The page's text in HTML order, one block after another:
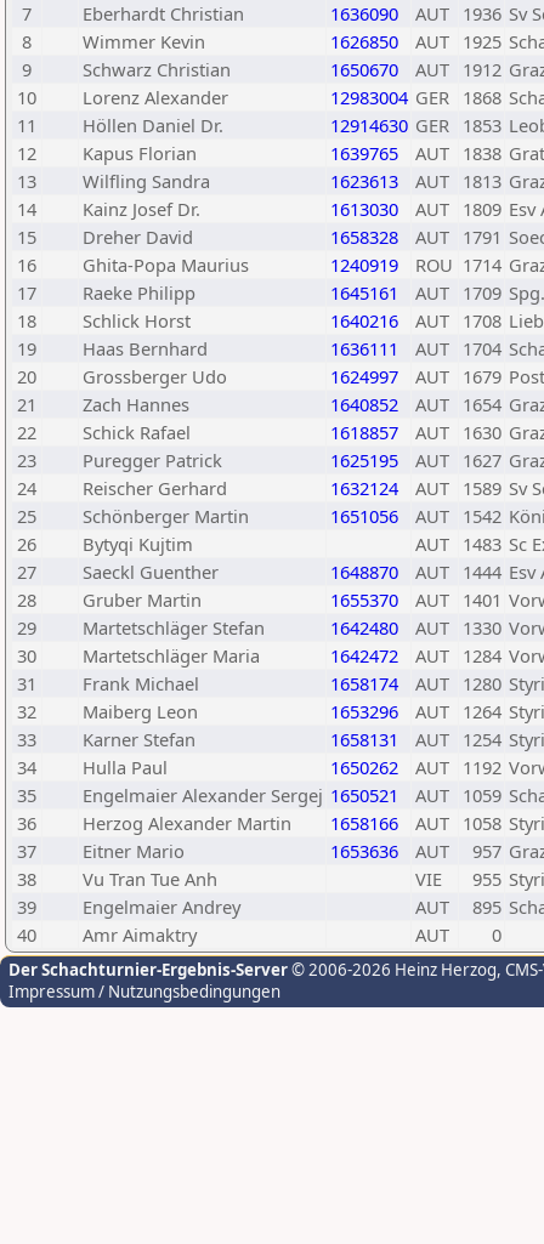
7
Eberhardt Christian 1636090 AUT 1936 Sv
8
Wimmer Kevin 1626850 AUT 1925
9
Schwarz Christian 1650670 AUT 1912
10
Lorenz Alexander 12983004 GER 1868
11
Höllen Daniel Dr. 12914630 GER 1853
12
Kapus Florian 1639765 AUT 1838
13
Wilfling Sandra 1623613 AUT 1813
14
Kainz Josef Dr. 1613030 AUT 1809 Esv
15
Dreher David 1658328 AUT 1791
16
Ghita-Popa Maurius 1240919 ROU 1714
17
Raeke Philipp 1645161 AUT 1709
18
Schlick Horst 1640216 AUT 1708
19
Haas Bernhard 1636111 AUT 1704
20
Grossberger Udo 1624997 AUT 1679
21
Zach Hannes 1640852 AUT 1654
22
Schick Rafael 1618857 AUT 1630
23
Puregger Patrick 1625195 AUT 1627
24
Reischer Gerhard 1632124 AUT 1589 Sv
25
Schönberger Martin 1651056 AUT 1542
26
Bytyqi Kujtim AUT 1483 Sc
27
Saeckl Guenther 1648870 AUT 1444 Esv
28
Gruber Martin 1655370 AUT 1401
29
Martetschläger Stefan 1642480 AUT 1330
30
Martetschläger Maria 1642472 AUT 1284
31
Frank Michael 1658174 AUT 1280
32
Maiberg Leon 1653296 AUT 1264
33
Karner Stefan 1658131 AUT 1254
34
Hulla Paul 1650262 AUT 1192
35
Engelmaier Alexander Sergej 1650521 AUT 1059
36
Herzog Alexander Martin 1658166 AUT 1058
37
Eitner Mario 1653636 AUT 957
38
Vu Tran Tue Anh VIE 955
39
Engelmaier Andrey AUT 895
40
Amr Aimaktry AUT 0
Der Schachturnier-Ergebnis-Server© 2006-2026 Heinz Herzog,
Impressum / Nutzungsbedingungen